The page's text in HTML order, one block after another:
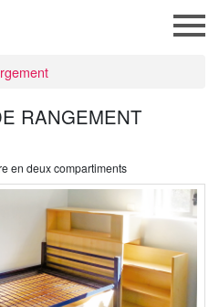
RANGEMENT
en deux compartiments